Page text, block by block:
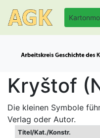
Kryštof
Die kleinen Symbole
Verlag oder Autor.
Titel/Kat./Konstr.